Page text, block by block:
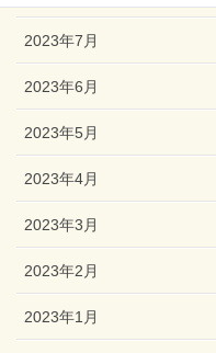
2023年7月
2023年6月
2023年5月
2023年4月
2023年3月
2023年2月
2023年1月